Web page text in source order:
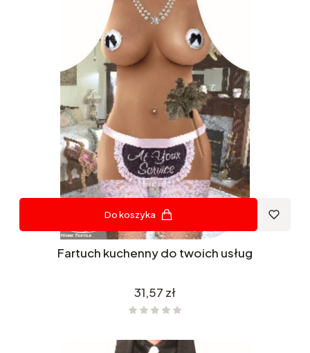
Do koszyka
Fartuch kuchenny do twoich usług
Cena
31,57 zł